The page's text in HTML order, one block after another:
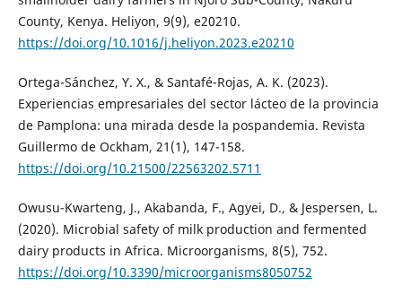
County, Kenya. Heliyon, 9(9), e20210.
https://doi.org/10.1016/j.heliyon.2023.e20210
Ortega-Sánchez, Y. X., & Santafé-Rojas, A. K. (2023).
Experiencias empresariales del sector lácteo de la provincia
de Pamplona: una mirada desde la pospandemia. Revista
Guillermo de Ockham, 21(1), 147-158.
https://doi.org/10.21500/22563202.5711
Owusu-Kwarteng, J., Akabanda, F., Agyei, D., & Jespersen, L.
(2020). Microbial safety of milk production and fermented
dairy products in Africa. Microorganisms, 8(5), 752.
https://doi.org/10.3390/microorganisms8050752